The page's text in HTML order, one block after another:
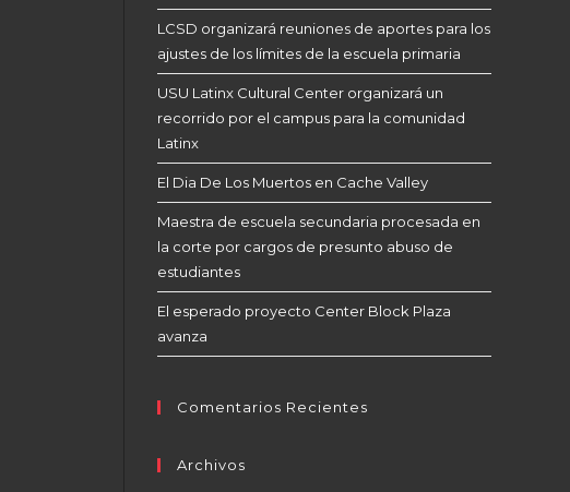
LCSD organizará reuniones de aportes para los
ajustes de los límites de la escuela primaria
USU Latinx Cultural Center organizará un
recorrido por el campus para la comunidad
Latinx
El Dia De Los Muertos en Cache Valley
Maestra de escuela secundaria procesada en
la corte por cargos de presunto abuso de
estudiantes
El esperado proyecto Center Block Plaza
avanza
Comentarios Recientes
Archivos